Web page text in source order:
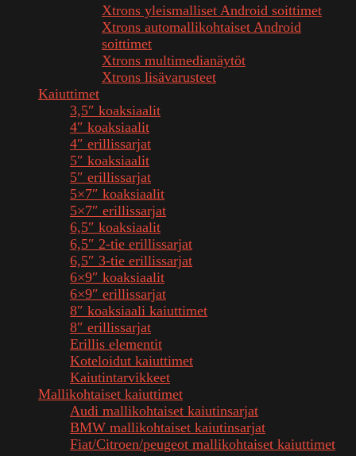
Xtrons yleismalliset Android soittimet
Xtrons automallikohtaiset Android
soittimet
Xtrons multimedianäytöt
Xtrons lisävarusteet
Kaiuttimet
3,5″ koaksiaalit
4″ koaksiaalit
4″ erillissarjat
5″ koaksiaalit
5″ erillissarjat
5×7″ koaksiaalit
5×7″ erillissarjat
6,5″ koaksiaalit
6,5″ 2-tie erillissarjat
6,5″ 3-tie erillissarjat
6×9″ koaksiaalit
6×9″ erillissarjat
8″ koaksiaali kaiuttimet
8″ erillissarjat
Erillis elementit
Koteloidut kaiuttimet
Kaiutintarvikkeet
Mallikohtaiset kaiuttimet
Audi mallikohtaiset kaiutinsarjat
BMW mallikohtaiset kaiutinsarjat
Fiat/Citroen/peugeot mallikohtaiset kaiuttimet